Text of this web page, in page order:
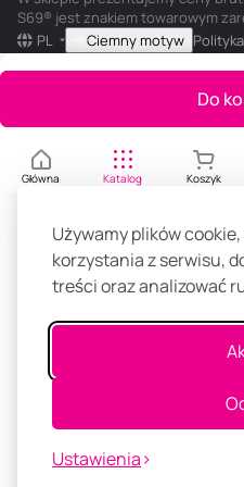
Używamy plików
korzystania z serwisu,
treści oraz analizować
Ustawienia
Do
Główna Katalog Koszyk
S69® jest znakiem towarowym
PL
Ciemny motyw